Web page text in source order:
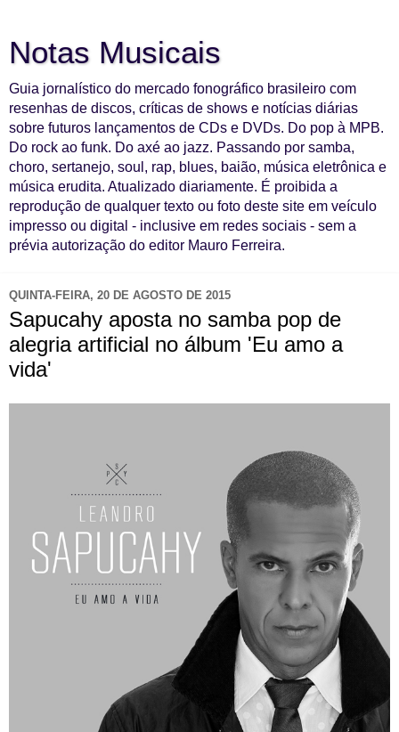
Notas Musicais
Guia jornalístico do mercado fonográfico brasileiro com
resenhas de discos, críticas de shows e notícias diárias
sobre futuros lançamentos de CDs e DVDs. Do pop à MPB.
Do rock ao funk. Do axé ao jazz. Passando por samba,
choro, sertanejo, soul, rap, blues, baião, música eletrônica e
música erudita. Atualizado diariamente. É proibida a
reprodução de qualquer texto ou foto deste site em veículo
impresso ou digital - inclusive em redes sociais - sem a
prévia autorização do editor Mauro Ferreira.
QUINTA-FEIRA, 20 DE AGOSTO DE 2015
Sapucahy aposta no samba pop de
alegria artificial no álbum 'Eu amo a
vida'